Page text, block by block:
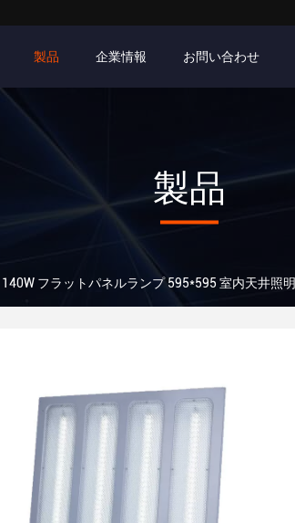
製品 企業情報 お問い合わせ
製品
フラットパネルランプ 595*595 室内天井照明